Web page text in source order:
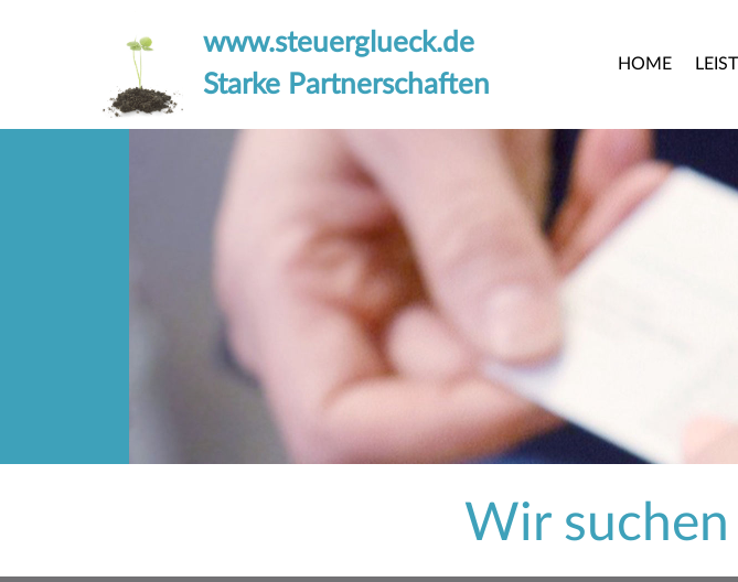
www.steuerglueck.de
Starke Partnerschaften
HOME
Wir